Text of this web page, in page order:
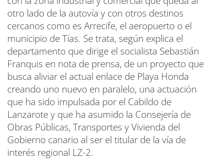
otro lado de la autovía y con otros destinos
cercanos como es Arrecife, el aeropuerto o el
municipio de Tías. Se trata, según explica el
departamento que dirige el socialista Sebastián
Franquis en nota de prensa, de un proyecto que
busca aliviar el actual enlace de Playa Honda
creando uno nuevo en paralelo, una actuación
que ha sido impulsada por el Cabildo de
Lanzarote y que ha asumido la Consejería de
Obras Públicas, Transportes y Vivienda del
Gobierno canario al ser el titular de la vía de
interés regional LZ-2.